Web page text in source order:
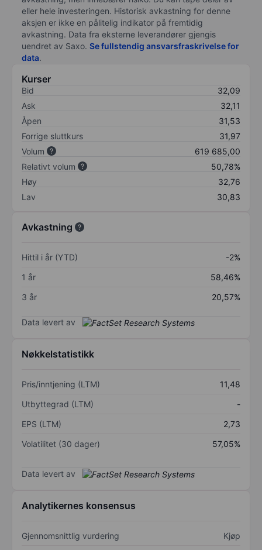
eller hele investeringen. Historisk avkastning for denne
aksjen er ikke en pålitelig indikator på fremtidig
avkastning. Data fra eksterne leverandører gjengis
uendret av Saxo. Se fullstendig ansvarsfraskrivelse for
data.
Kurser
Bid
32,09
Ask
32,11
Åpen
31,53
Forrige sluttkurs
31,97
Volum
619 685,00
Relativt volum
50,78%
Høy
32,76
Lav
30,83
Avkastning
Hittil i år (YTD)
-2%
1 år
58,46%
3 år
20,57%
Data levert av
Nøkkelstatistikk
Pris/inntjening (LTM)
11,48
Utbyttegrad (LTM)
-
EPS (LTM)
2,73
Volatilitet (30 dager)
57,05%
Data levert av
Analytikernes konsensus
Gjennomsnittlig vurdering Kjøp